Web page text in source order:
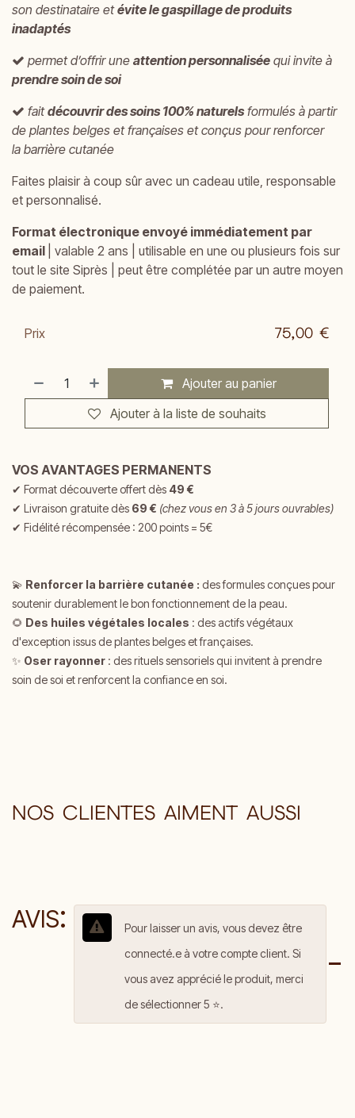
son destinataire etévite le gaspillage de produits
inadaptés
permet d’offrir une attention personnalisée qui invite à
prendre soin de soi
faitdécouvrir des soins 100% naturelsformulés à partir
de plantes belges et françaises et conçus pour renforcer
la barrière cutanée
Faites plaisir à coup sûr avec un cadeau utile, responsable
et personnalisé.
Format électronique envoyé immédiatement par
email | valable 2 ans | utilisable en une ou plusieurs fois sur
tout le site Siprès | peut être complétée par un autre moyen
de paiement.
Ajouter au panier
Ajouter à la liste de souhaits
Prix 75,00 €
VOS AVANTAGES PERMANENTS
✔ Format découverte offert dès 49 €
✔ Livraison gratuite dès 69 € (chez vous en 3 à 5 jours ouvrables)
✔ Fidélité récompensée : 200 points = 5€
💫 Renforcer la barrière cutanée : des formules conçues pour
soutenir durablement le bon fonctionnement de la peau.
🌻 Des huiles végétales locales : des actifs végétaux
d'exception issus de plantes belges et françaises.
✨ Oser rayonner : des rituels sensoriels qui invitent à prendre
soin de soi et renforcent la confiance en soi.
NOS CLIENTES AIMENT AUSSI
AVIS:
Pour laisser un avis, vous devez être
connecté.e à votre compte client. Si
vous avez apprécié le produit, merci
de sélectionner 5 ⭐️.